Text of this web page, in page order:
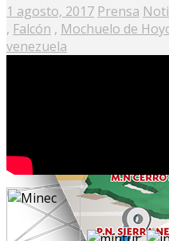
Posted
on
1 agosto, 2017 Prensa
, Falcón , Mochuelo de
venezuela